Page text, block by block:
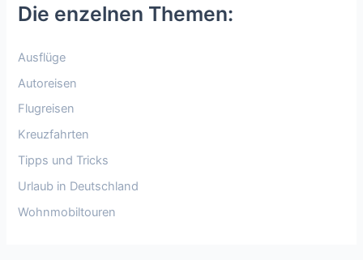
Die enzelnen Themen:
Ausflüge
Autoreisen
Flugreisen
Kreuzfahrten
Tipps und Tricks
Urlaub in Deutschland
Wohnmobiltouren